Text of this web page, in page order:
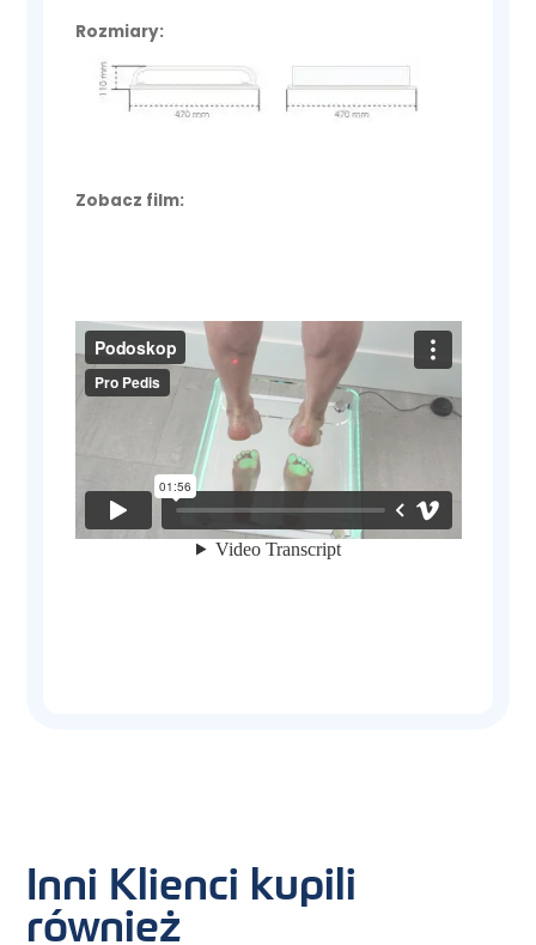
Rozmiary:
Zobacz film:
Inni Klienci kupili
również